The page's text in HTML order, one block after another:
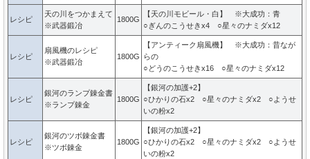
レシピ
天の川をつかまえて
※武器鍛冶
1800G
【天の川モビール・白】 ※大成功：青
○ぎんのこうせきx4 ○星々のナミダx12
レシピ
扇風機のレシピ
※武器鍛冶
1800G
【アンティーク扇風機】 ※大成功：昔なが
らの
○どうのこうせきx16 ○星々のナミダx12
レシピ
銀河のランプ錬金書
※ランプ錬金
1800G
【銀河の加護+2】
○ひかりの石x2 ○星々のナミダx2 ○ようせ
いの粉x2
レシピ
銀河のツボ錬金書
※ツボ錬金
1800G
【銀河の加護+2】
○ひかりの石x2 ○星々のナミダx2 ○ようせ
いの粉x2